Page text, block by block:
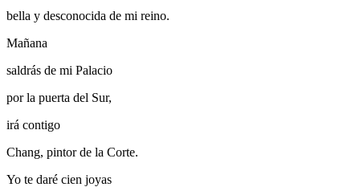
bella y desconocida de mi reino.
Mañana
saldrás de mi Palacio
por la puerta del Sur,
irá contigo
Chang, pintor de la Corte.
Yo te daré cien joyas